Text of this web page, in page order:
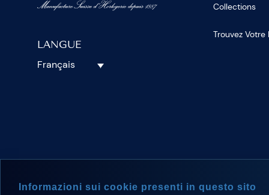
LANGUE
Français
Collections
Trouvez
Informazioni sui cookie presenti in questo sito